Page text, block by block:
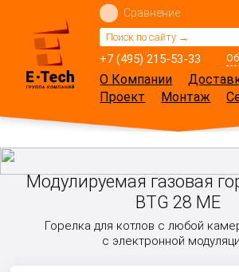
+7 (495) 215-53-33
Сравнение
О Компании
Проект
Монтаж
Модулируемая газовая
BTG 28 ME
Горелка для котлов с любой
с электронной